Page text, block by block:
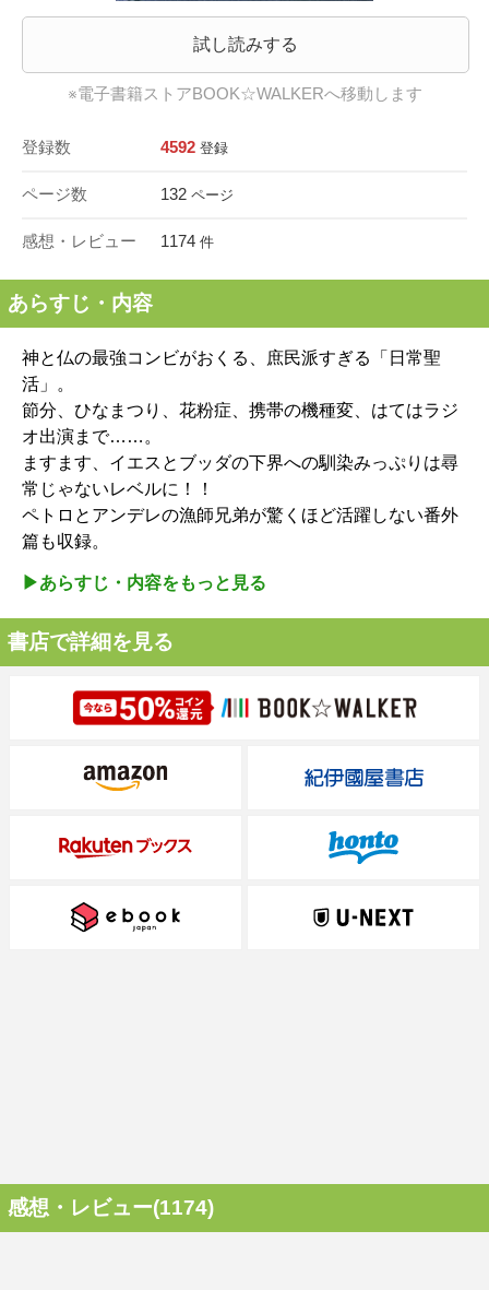
試し読みする
※電子書籍ストアBOOK☆WALKERへ移動します
登録数 4592 登録
ページ数 132 ページ
感想・レビュー 1174 件
あらすじ・内容
神と仏の最強コンビがおくる、庶民派すぎる「日常聖
活」。
節分、ひなまつり、花粉症、携帯の機種変、はてはラジ
オ出演まで……。
ますます、イエスとブッダの下界への馴染みっぷりは尋
常じゃないレベルに！！
ペトロとアンデレの漁師兄弟が驚くほど活躍しない番外
篇も収録。
▶︎あらすじ・内容をもっと見る
書店で詳細を見る
感想・レビュー(1174)